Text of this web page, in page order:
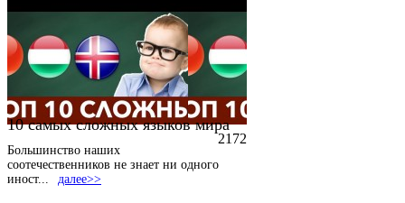
10 самых сложных языков мира
2172
Большинство наших
соотечественников не знает ни одного
иност... далее>>